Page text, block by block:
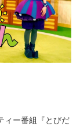
ィー番組『とびだ